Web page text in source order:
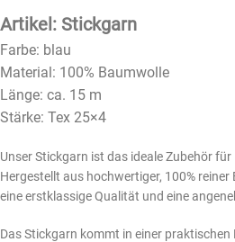
Artikel: Stickgarn
Farbe: blau
Material: 100% Baumwolle
Länge: ca. 15 m
Stärke: Tex 25×4
Unser Stickgarn ist das ideale Zubehör
Hergestellt aus hochwertiger, 100%
eine erstklassige Qualität und eine
Das Stickgarn kommt in einer